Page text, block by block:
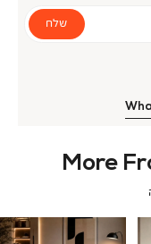
שלח
More